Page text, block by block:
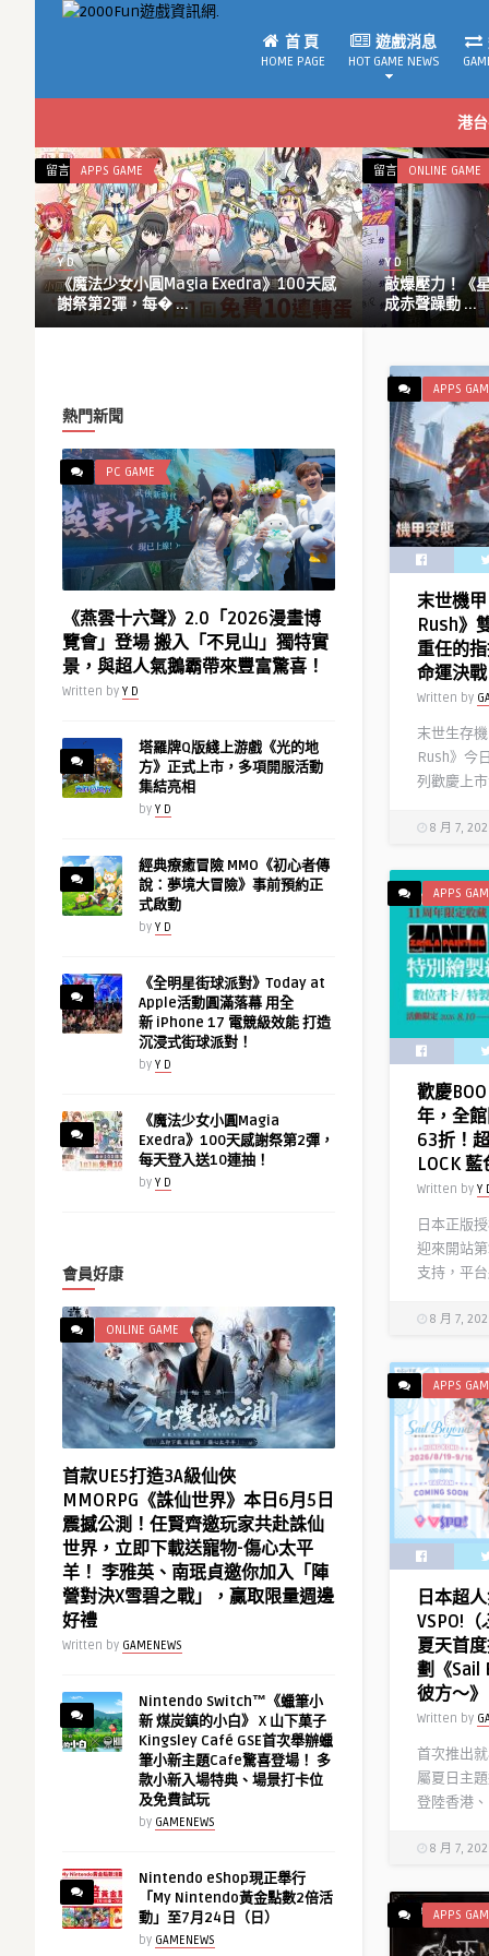
首 頁
HOME PAGE
遊戲消息
HOT GAME NEWS
港
小圓Magia Exedra》100天感
，每� ...
在
〈敲
爆
壓
力！
《星
城
槌
機
成
赤
聲
躁
最
狂
亮
留言功能已關閉
ONLINE GAME
Y D
敲爆壓力！《星城Online》敲泥
成赤聲躁動 ...
熱門新聞
PC GAME
《燕雲十六聲》2.0「2026漫畫博
覽會」登場 搬入「不見山」獨特實
景，與超人氣鵝霸帶來豐富驚喜！
Written by Y D
塔羅牌Q版綫上游戲《光的地
方》正式上市，多項開服活動
集結亮相
by Y D
經典療癒冒險 MMO《初心者傳
說：夢境大冒險》事前預約正
式啟動
by Y D
《全明星街球派對》Today at
Apple活動圓滿落幕 用全
新 iPhone 17 電競級效能 打造
沉浸式街球派對！
by Y D
《魔法少女小圓Magia
Exedra》100天感謝祭第2彈，
每天登入送10連抽！
by Y D
會員好康
ONLINE GAME
首款UE5打造3A級仙俠
MMORPG《誅仙世界》本日6月5日
震撼公測！任賢齊邀玩家共赴誅仙
世界，立即下載送寵物-傷心太平
羊！ 李雅英、南珉貞邀你加入「陣
營對決X雪碧之戰」，贏取限量週邊
好禮
Written by GAMENEWS
Nintendo Switch™《蠟筆小
新 煤炭鎮的小白》 X 山下菓子
Kingsley Café GSE首次舉辦蠟
筆小新主題Cafe驚喜登場！ 多
款小新入場特典、場景打卡位
及免費試玩
by GAMENEWS
Nintendo eShop現正舉行
「My Nintendo黃金點數2倍活
動」至7月24日（日）
by GAMENEWS
APPS
末世機
Rush》
重任的
命運決
Written by
末世生存
Rush》今
列歡慶上
8 月 7,
APPS
歡慶
年，全
63折！
LOCK
Written by Y
日本正版
迎來開站
支持，平
8 月 7,
APPS
日本超
VSPO!
夏天首
劃《Sail
彼方～》
Written by
首次推出
屬夏日主
登陸香港
8 月 7,
APPS